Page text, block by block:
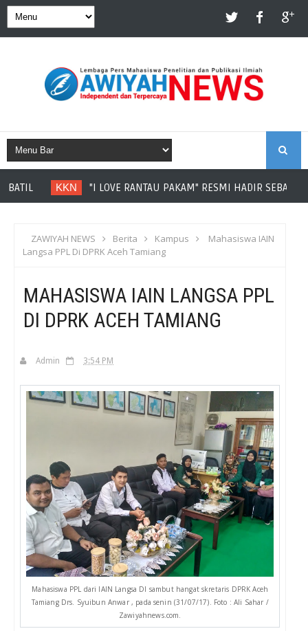
KKN "I LOVE RANTAU PAKAM" RESMI HADIR SEBAGAI
ZAWIYAH NEWS Berita Kampus
Mahasiswa IAIN
Langsa PPL Di DPRK Aceh Tamiang
MAHASISWA IAIN LANGSA PPL
DI DPRK ACEH TAMIANG
Admin 3:54 PM
Mahasiswa PPL dari IAIN Langsa DI sambut hangat skretaris DPRK Aceh
Tamiang Drs. Syuibun Anwar , pada senin (31/07/17). Foto : Ali Sahar /
Zawiyahnews.com.